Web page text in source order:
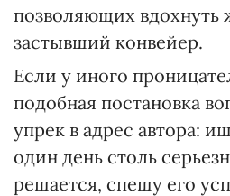
позволяющих вдохнуть
застывший конвейер.
Если у иного
подобная постановка
упрек в адрес автора:
один день столь
решается, спешу его